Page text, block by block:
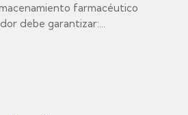
farmacéutico
debe garantizar:...